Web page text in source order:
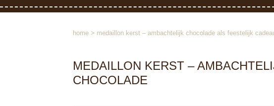
home > medaillon kerst – ambachtelijk chocolade als feestelijk
MEDAILLON KERST –
CHOCOLADE